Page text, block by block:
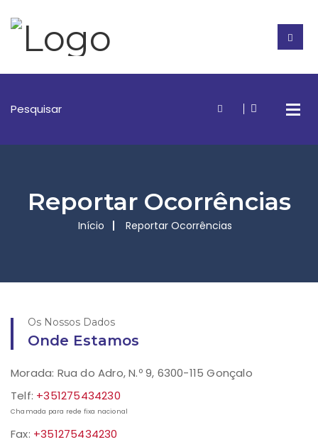
Reportar Ocorrências
Início Reportar Ocorrências
Os Nossos Dados
Onde Estamos
Morada: Rua do Adro, N.º 9, 6300-115 Gonçalo
Telf: +351275434230
Chamada para rede fixa nacional
Fax: +351275434230